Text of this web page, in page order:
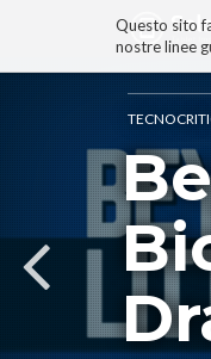
Questo sito
nostre linee
ai
contenuti.
Salta
alla